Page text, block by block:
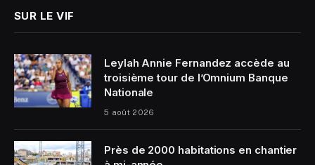
SUR LE VIF
Leylah Annie Fernandez accède au
troisième tour de l’Omnium Banque
Nationale
5 août 2026
Près de 2000 habitations en chantier